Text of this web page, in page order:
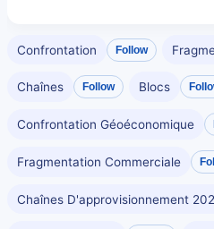
Confrontation Follow
Chaînes Follow Blocs
Confrontation Géoéconomique
Fragmentation Commerciale
Chaînes D'approvisionnement